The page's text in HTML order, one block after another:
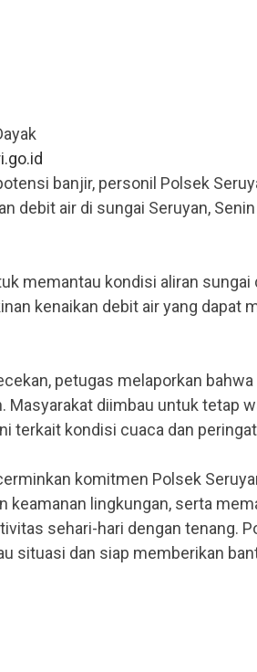
id
banjir, personil Polsek
debit air di sungai Seruyan,
memantau kondisi aliran sungai
kenaikan debit air yang dapat
petugas melaporkan
Masyarakat diimbau untuk tetap
terkait kondisi cuaca dan
komitmen Polsek
keamanan lingkungan, serta
sehari-hari dengan tenang.
situasi dan siap memberikan